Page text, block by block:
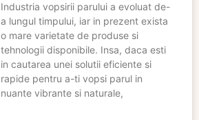
Industria vopsirii parului a evoluat de-
a lungul timpului, iar in prezent exista
o mare varietate de produse si
tehnologii disponibile. Insa, daca esti
in cautarea unei solutii eficiente si
rapide pentru a-ti vopsi parul in
nuante vibrante si naturale,